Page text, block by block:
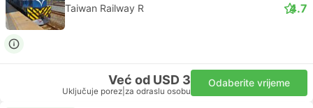
Taiwan Railway R 4.7
Već od USD 3
Uključuje porez za odraslu osobu
Odaberite vrijeme